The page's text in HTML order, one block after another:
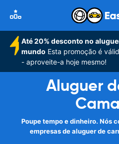
Até 20% desconto no
mundo Esta promoção é
- aproveite-a hoje mesmo!
Aluguer
Poupe tempo e dinheiro. Nós
empresas de aluguer de